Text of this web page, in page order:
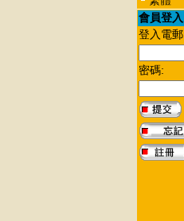
會員登入
登入電
密碼: